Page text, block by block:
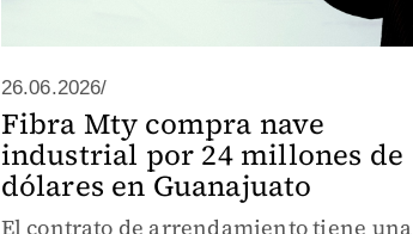
26.06.2026/
Fibra Mty compra nave
industrial por 24 millones de
dólares en Guanajuato
El contrato de arrendamiento tiene una